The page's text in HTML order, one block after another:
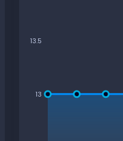
13.5
13